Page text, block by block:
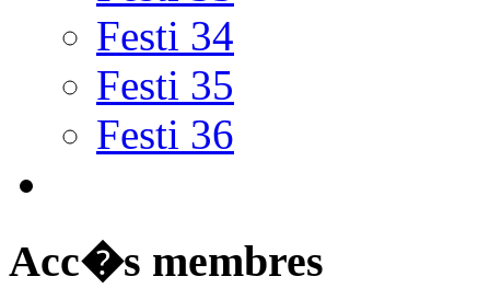
Festi 34
Festi 35
Festi 36
Acc�s membres